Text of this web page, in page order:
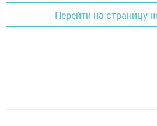
Перейти на страницу